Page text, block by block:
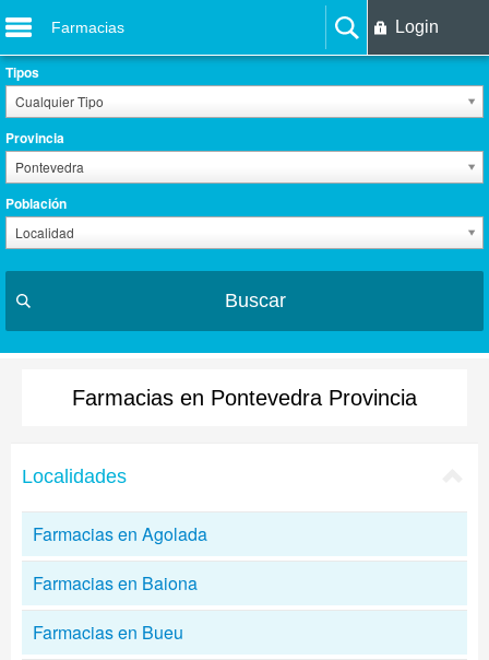
Farmacias Login
Tipos
Cualquier Tipo
Provincia
Pontevedra
Población
Localidad
Buscar
Farmacias en Pontevedra Provincia
Localidades
Farmacias en Agolada
Farmacias en Baiona
Farmacias en Bueu